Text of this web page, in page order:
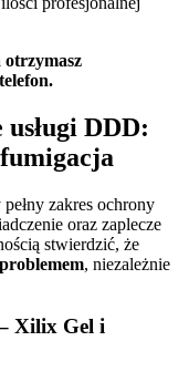
otrzymasz
DDD:
zakres ochrony
oraz zaplecze
stwierdzić, że
, niezależnie
Xilix Gel i